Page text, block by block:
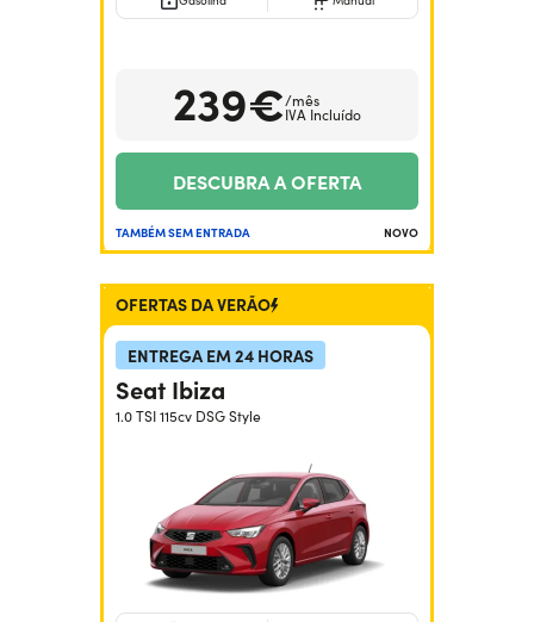
Precisa de ajuda? +351938560102
239€/mês
IVA Incluído
DESCUBRA A OFERTA
TAMBÉM SEM ENTRADA NOVO
OFERTAS DA VERÃO
ENTREGA EM 24 HORAS
Seat Ibiza
1.0 TSI 115cv DSG Style